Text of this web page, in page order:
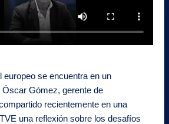
europeo se encuentra en un
Gómez, gerente de
recientemente en una
una reflexión sobre los desafíos